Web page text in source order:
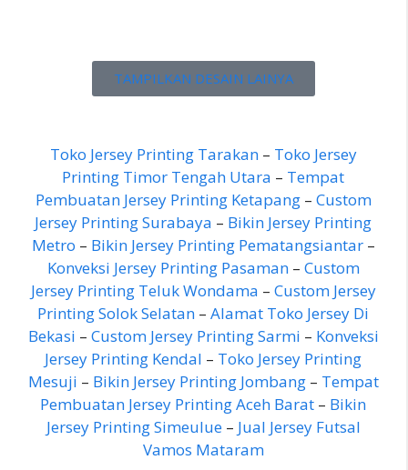
TAMPILKAN DESAIN LAINYA
Toko Jersey Printing Tarakan– Toko Jersey
Printing Timor Tengah Utara – Tempat
Pembuatan Jersey Printing Ketapang– Custom
Jersey Printing Surabaya – Bikin Jersey Printing
Metro – Bikin Jersey Printing Pematangsiantar–
Konveksi Jersey Printing Pasaman– Custom
Jersey Printing Teluk Wondama – Custom Jersey
Printing Solok Selatan – Alamat Toko Jersey Di
Bekasi – Custom Jersey Printing Sarmi – Konveksi
Jersey Printing Kendal – Toko Jersey Printing
Mesuji – Bikin Jersey Printing Jombang– Tempat
Pembuatan Jersey Printing Aceh Barat – Bikin
Jersey Printing Simeulue– Jual Jersey Futsal
Vamos Mataram